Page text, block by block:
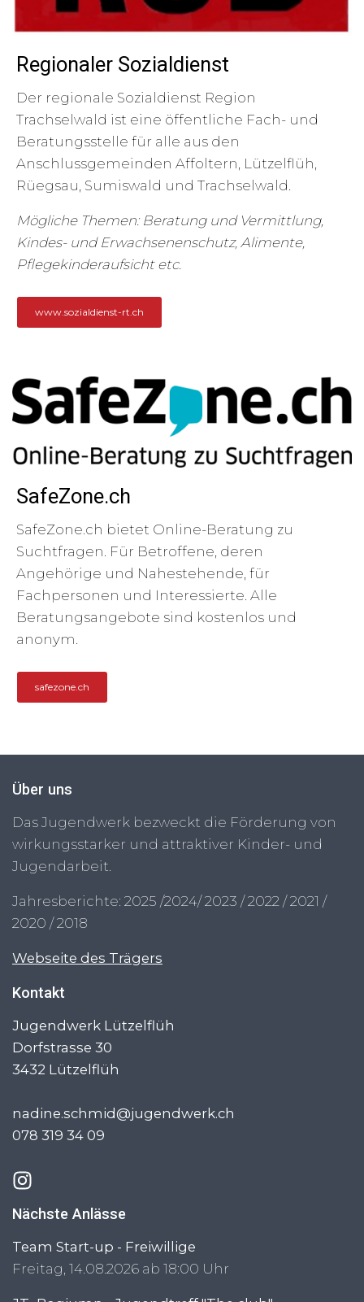
Regionaler Sozialdienst
Der regionale Sozialdienst Region
Trachselwald ist eine öffentliche Fach- und
Beratungsstelle für alle aus den
Anschlussgemeinden Affoltern, Lützelflüh,
Rüegsau, Sumiswald und Trachselwald.
Mögliche Themen: Beratung und Vermittlung,
Kindes- und Erwachsenenschutz, Alimente,
Pflegekinderaufsicht etc.
www.sozialdienst-rt.ch
SafeZone.ch
SafeZone.ch bietet Online-Beratung zu
Suchtfragen. Für Betroffene, deren
Angehörige und Nahestehende, für
Fachpersonen und Interessierte. Alle
Beratungsangebote sind kostenlos und
anonym.
safezone.ch
Über uns
Das Jugendwerk bezweckt die Förderung von
wirkungsstarker und attraktiver Kinder- und
Jugendarbeit.
Jahresberichte: 2025 /2024/2023 /2022 /2021 /
2020 /2018
Webseite des Trägers
Kontakt
Jugendwerk Lützelflüh
Dorfstrasse 30
3432 Lützelflüh
nadine.schmid@jugendwerk.ch
078 319 34 09
Nächste Anlässe
Team Start-up - Freiwillige
Freitag, 14.08.2026 ab 18:00 Uhr